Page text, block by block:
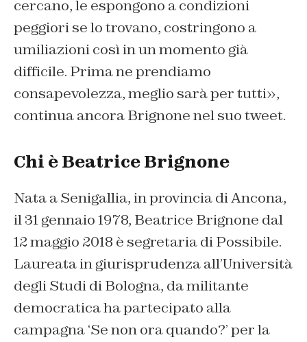
cercano, le espongono a condizioni
peggiori se lo trovano, costringono a
umiliazioni così in un momento già
difficile. Prima ne prendiamo
consapevolezza, meglio sarà per tutti»,
continua ancora Brignone nel suo tweet.
Chi è Beatrice Brignone
Nata a Senigallia, in provincia di Ancona,
il 31 gennaio 1978, Beatrice Brignone dal
12 maggio 2018 è segretaria di Possibile.
Laureata in giurisprudenza all’Università
degli Studi di Bologna, da militante
democratica ha partecipato alla
campagna ‘Se non ora quando?’ per la